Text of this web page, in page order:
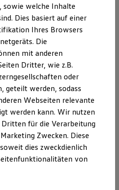
doebeln.de
>Wir nutzen Facebook zu
sowie welche Inhalte
Dies basiert auf einer
Ihres Browsers
Die
mit anderen
Dritter, wie z.B.
oder
geteilt werden, sodass
Webseiten relevante
werden kann. Wir nutzen
Dritten für die Verarbeitung
Zwecken. Diese
dies zweckdienlich
von